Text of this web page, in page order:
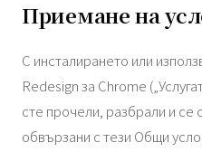
Приемане на
С инсталирането или
Redesign за Chrome
сте прочели, разбрали и се
обвързани с тези Общи